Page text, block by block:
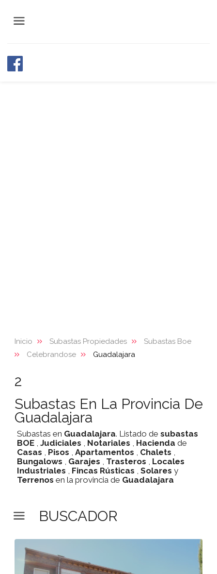
Inicio Subastas Propiedades
Subastas Boe
Celebrandose
Guadalajara
2
Subastas En La Provincia De
Guadalajara
Subastas en Guadalajara. Listado de subastas
BOE , Judiciales , Notariales , Hacienda de
Casas , Pisos , Apartamentos , Chalets ,
Bungalows , Garajes , Trasteros , Locales
Industriales , Fincas Rústicas , Solares y
Terrenos en la provincia de Guadalajara
BUSCADOR